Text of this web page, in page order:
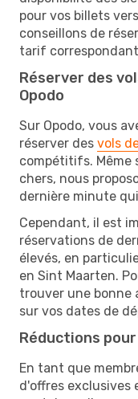
pour vos billets
conseillons de
tarif
Réserver des
Opodo
Sur Opodo, vous
réserver des vols
compétitifs. Même
chers, nous
dernière minute
Cependant, il est
réservations de
élevés, en
en Sint Maarten.
trouver une bonne
sur vos dates de
Réductions
En tant que
d'offres exclusives